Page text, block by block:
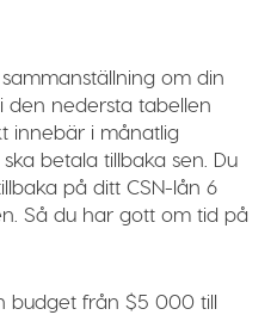
om din
den nedersta tabellen
innebär i månatlig
betala tillbaka sen. Du
på ditt CSN-lån 6
Så du har gott om tid på
budget från $5 000 till